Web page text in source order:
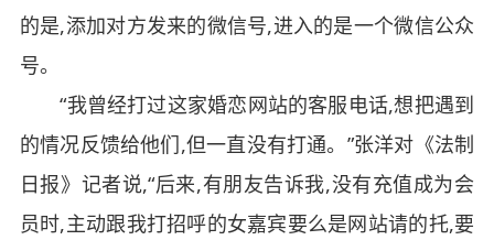
的是,添加对方发来的微信号,进入的是一个微信公众
号。
“我曾经打过这家婚恋网站的客服电话,想把遇到
的情况反馈给他们,但一直没有打通。”张洋对《法制
日报》记者说,“后来,有朋友告诉我,没有充值成为会
员时,主动跟我打招呼的女嘉宾要么是网站请的托,要